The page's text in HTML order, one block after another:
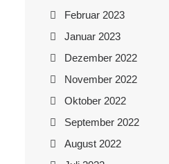
Februar 2023
Januar 2023
Dezember 2022
November 2022
Oktober 2022
September 2022
August 2022